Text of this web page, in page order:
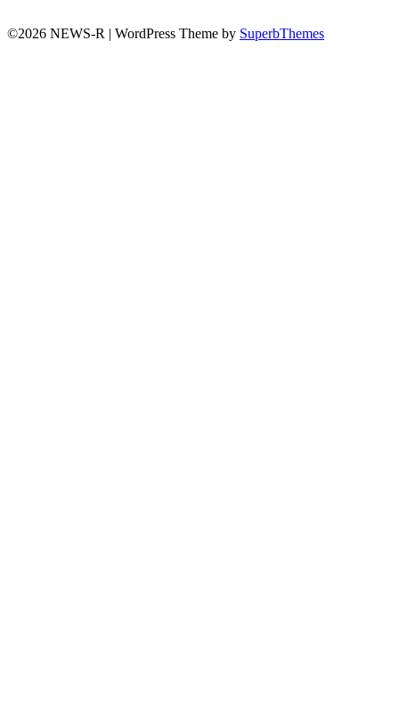
©2026 NEWS-R | WordPress Theme by SuperbThemes